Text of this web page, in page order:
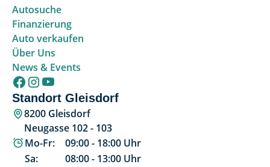
Autosuche
Finanzierung
Auto verkaufen
Über Uns
News & Events
Standort Gleisdorf
8200 Gleisdorf
Neugasse 102 - 103
Mo-Fr:
09:00- 18:00 Uhr
Sa:
08:00- 13:00 Uhr